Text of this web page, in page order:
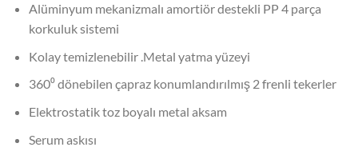
Alüminyum mekanizmalı amortiör destekli PP 4 parça
korkuluk sistemi
Kolay temizlenebilir .Metal yatma yüzeyi
360⁰ dönebilen çapraz konumlandırılmış 2 frenli tekerler
Elektrostatik toz boyalı metal aksam
Serum askısı